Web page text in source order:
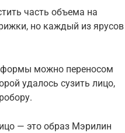
часть объема на
но каждый из ярусов
можно переносом
удалось сузить лицо,
— это образ Мэрилин